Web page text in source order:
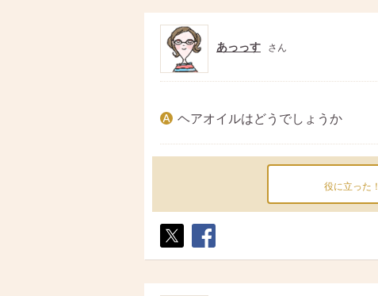
あっっす さん
ヘアオイルはどうでしょうか
役に立った！
ト
ア